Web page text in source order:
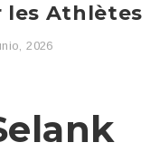
les Athlètes
2026